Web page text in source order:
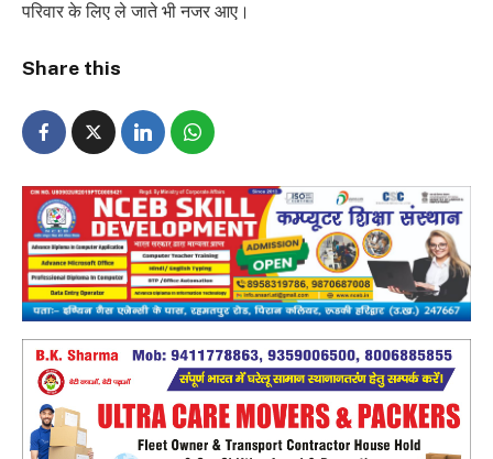
परिवार के लिए ले जाते भी नजर आए।
Share this